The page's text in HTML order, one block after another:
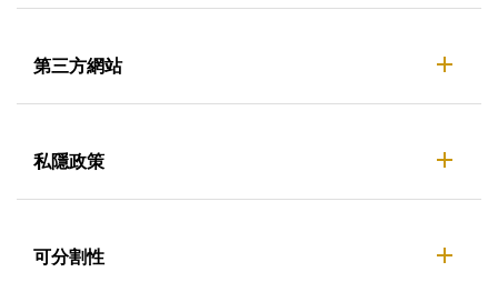
第三方網站
私隱政策
可分割性